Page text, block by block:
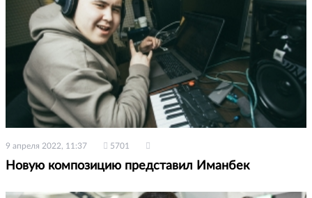
9 апреля 2022, 11:37 5701
Новую композицию представил Иманбек